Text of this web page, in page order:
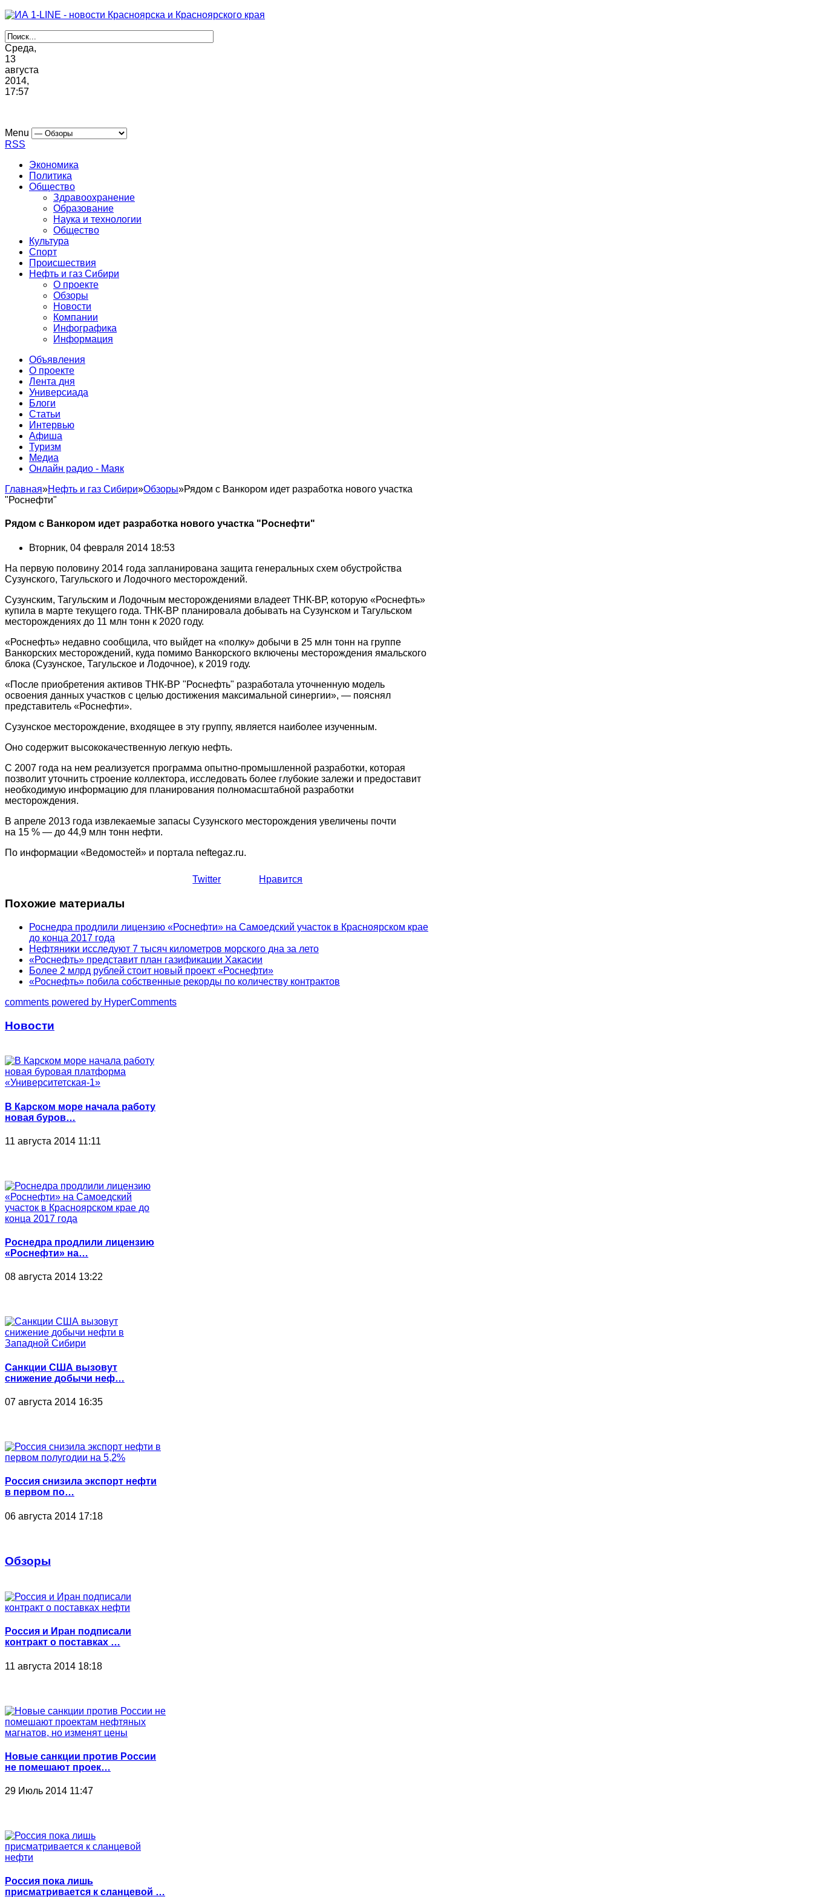
Среда,
13
августа
2014,
17:57
Menu
RSS
Экономика
Политика
Общество
Здравоохранение
Образование
Наука и технологии
Общество
Культура
Спорт
Происшествия
Нефть и газ Сибири
О проекте
Обзоры
Новости
Компании
Инфографика
Информация
Объявления
О проекте
Лента дня
Универсиада
Блоги
Статьи
Интервью
Афиша
Туризм
Медиа
Онлайн радио - Маяк
Главная»Нефть и газ Сибири»Обзоры»Рядом с Ванкором идет разработка нового участка
"Роснефти"
Рядом с Ванкором идет разработка нового участка "Роснефти"
Вторник, 04 февраля 2014 18:53
На первую половину 2014 года запланирована защита генеральных схем обустройства
Сузунского, Тагульского и Лодочного месторождений.
Сузунским, Тагульским и Лодочным месторождениями владеет ТНК-ВР, которую «Роснефть»
купила в марте текущего года. ТНК-ВР планировала добывать на Сузунском и Тагульском
месторождениях до 11 млн тонн к 2020 году.
«Роснефть» недавно сообщила, что выйдет на «полку» добычи в 25 млн тонн на группе
Ванкорских месторождений, куда помимо Ванкорского включены месторождения ямальского
блока (Сузунское, Тагульское и Лодочное), к 2019 году.
«После приобретения активов ТНК-ВР "Роснефть" разработала уточненную модель
освоения данных участков с целью достижения максимальной синергии», — пояснял
представитель «Роснефти».
Сузунское месторождение, входящее в эту группу, является наиболее изученным.
Оно содержит высококачественную легкую нефть.
С 2007 года на нем реализуется программа опытно-промышленной разработки, которая
позволит уточнить строение коллектора, исследовать более глубокие залежи и предоставит
необходимую информацию для планирования полномасштабной разработки
месторождения.
В апреле 2013 года извлекаемые запасы Сузунского месторождения увеличены почти
на 15 % — до 44,9 млн тонн нефти.
По информации «Ведомостей» и портала neftegaz.ru.
Twitter Нравится
Похожие материалы
Роснедра продлили лицензию «Роснефти» на Самоедский участок в Красноярском крае
до конца 2017 года
Нефтяники исследуют 7 тысяч километров морского дна за лето
«Роснефть» представит план газификации Хакасии
Более 2 млрд рублей стоит новый проект «Роснефти»
«Роснефть» побила собственные рекорды по количеству контрактов
comments powered by HyperComments
Новости
В Карском море начала работу
новая буров…
11 августа 2014 11:11
Роснедра продлили лицензию
«Роснефти» на…
08 августа 2014 13:22
Санкции США вызовут
снижение добычи неф…
07 августа 2014 16:35
Россия снизила экспорт нефти
в первом по…
06 августа 2014 17:18
Обзоры
Россия и Иран подписали
контракт о поставках …
11 августа 2014 18:18
Новые санкции против России
не помешают проек…
29 Июль 2014 11:47
Россия пока лишь
присматривается к сланцевой …